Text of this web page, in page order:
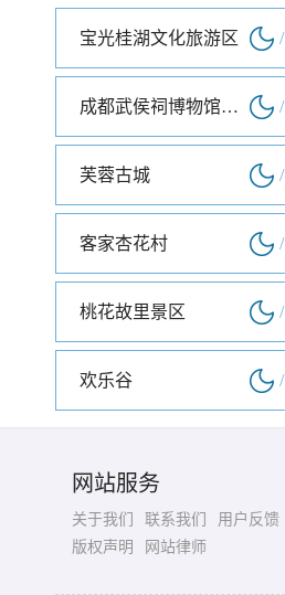
宝光桂湖文化旅游区 /
成都武侯祠博物馆南门 /
芙蓉古城 /
客家杏花村 /
桃花故里景区 /
欢乐谷 /
网站服务
关于我们 联系我们
用户反馈
版权声明
网站律师